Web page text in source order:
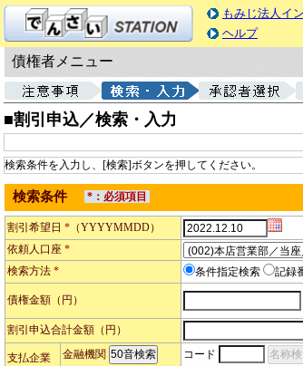
もみじ法人イ
ヘルプ
債権者メニュー
■割引申込／検索・入力
検索条件を入力し、[検索]ボタンを押してください。
検索条件 *：必須項目
割引希望日 * （YYYYMMDD）
依頼人口座 *
検索方法 * 条件指定検索 記録
債権金額（円）
割引申込合計金額（円）
支払企業
金融機関 コード